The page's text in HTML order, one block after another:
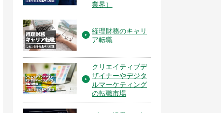
業界）
経理財務のキャリ
ア転職
クリエイティブデ
ザイナーやデジタ
ルマーケティング
の転職市場